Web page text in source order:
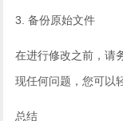
3. 备份原始文件
在进行修改之前，请
现任何问题，您可以
总结